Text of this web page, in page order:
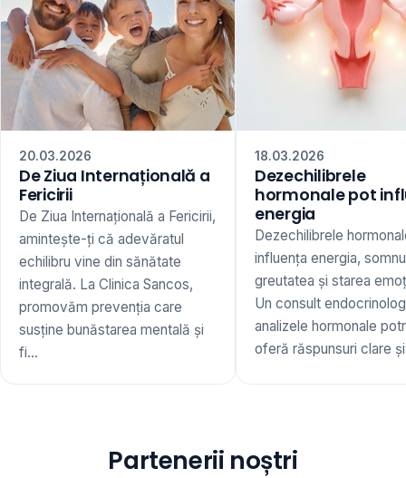
20.03.2026
De Ziua Internațională a
Fericirii
De Ziua Internațională a Fericirii,
amintește-ți că adevăratul
echilibru vine din sănătate
integrală. La Clinica Sancos,
promovăm prevenția care
susține bunăstarea mentală și
fi...
18.03.2026
Dezechilibrele
hormonale pot
energia
Dezechilibrele
influența energia,
greutatea și starea
Un consult
analizele hormonale
oferă răspunsuri clare
Partenerii noștri